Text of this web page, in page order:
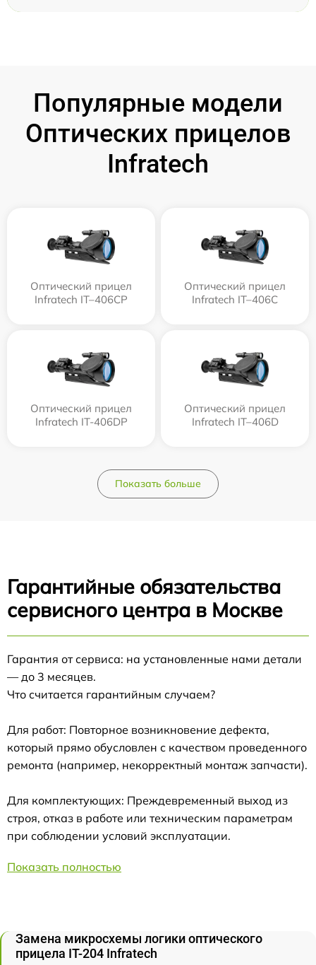
Популярные модели
Оптических прицелов
Infratech
Оптический прицел
Infratech IT–406СP
Оптический прицел
Infratech IT–406С
Оптический прицел
Infratech IT-406DP
Оптический прицел
Infratech IT–406D
Показать больше
Гарантийные обязательства
сервисного центра в Москве
Гарантия от сервиса: на установленные нами детали
— до 3 месяцев.
Что считается гарантийным случаем?
Для работ: Повторное возникновение дефекта,
который прямо обусловлен с качеством проведенного
ремонта (например, некорректный монтаж запчасти).
Для комплектующих: Преждевременный выход из
строя, отказ в работе или техническим параметрам
при соблюдении условий эксплуатации.
Показать полностью
Замена микросхемы логики оптического
прицела IT-204 Infratech